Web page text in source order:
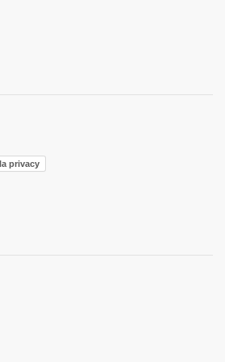
privacy